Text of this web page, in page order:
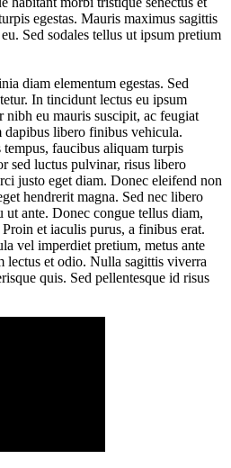
egestas. Mauris maximus sagittis
Sed sodales tellus ut ipsum pretium
diam elementum egestas. Sed
In tincidunt lectus eu ipsum
eu mauris suscipit, ac feugiat
libero finibus vehicula.
faucibus aliquam turpis
sed luctus pulvinar, risus libero
justo eget diam. Donec eleifend non
hendrerit magna. Sed nec libero
ut ante. Donec congue tellus diam,
et iaculis purus, a finibus erat.
vel imperdiet pretium, metus ante
lectus et odio. Nulla sagittis viverra
quis. Sed pellentesque id risus